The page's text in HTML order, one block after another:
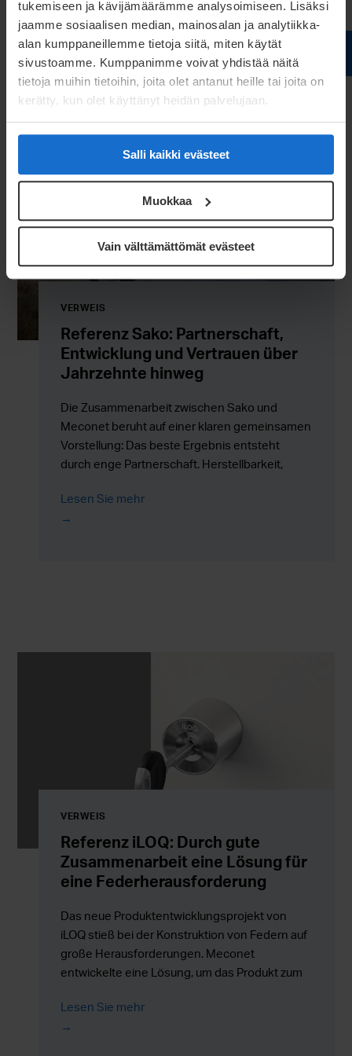
tukemiseen ja kävijämäärämme analysoimiseen. Lisäksi
jaamme sosiaalisen median, mainosalan ja analytiikka-
alan kumppaneillemme tietoja siitä, miten käytät
sivustoamme. Kumppanimme voivat yhdistää näitä
tietoja muihin tietoihin, joita olet antanut heille tai joita on
kerätty, kun olet käyttänyt heidän palvelujaan.
Salli kaikki evästeet
Muokkaa
Vain välttämättömät evästeet
vorzuschlagen, die echten Mehrwert bieten: höhere
Zuverlässigkeit, einfachere Montage und optimierte
Gesamtkosten.
Kontaktieren Sie uns
VERWEIS
Referenz Sako: Partnerschaft,
Entwicklung und Vertrauen über
Jahrzehnte hinweg
Die Zusammenarbeit zwischen Sako und
Meconet beruht auf einer klaren gemeinsamen
Vorstellung: Das beste Ergebnis entsteht
durch enge Partnerschaft. Herstellbarkeit,
gehen dabei Hand in Hand. Meconet ist für
Sako nicht nur ein Lieferant, sondern ein
Lesen Sie mehr
VERWEIS
Referenz iLOQ: Durch gute
Zusammenarbeit eine Lösung für
eine Federherausforderung
Das neue Produktentwicklungsprojekt von
iLOQ stieß bei der Konstruktion von Federn auf
große Herausforderungen. Meconet
entwickelte eine Lösung, um das Produkt zum
Lesen Sie mehr